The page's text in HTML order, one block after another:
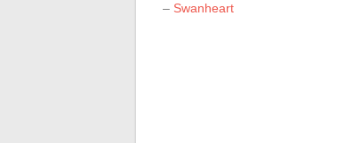
– Swanheart